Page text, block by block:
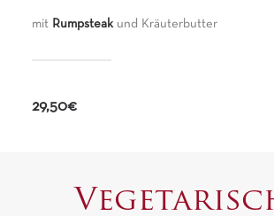
mit Rumpsteakund Kräuterbutter
29,50€